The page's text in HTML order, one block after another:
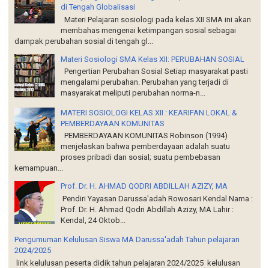
di Tengah Globalisasi
Materi Pelajaran sosiologi pada kelas XII SMA ini akan
membahas mengenai ketimpangan sosial sebagai
dampak perubahan sosial di tengah gl...
Materi Sosiologi SMA Kelas XII: PERUBAHAN SOSIAL
Pengertian Perubahan Sosial Setiap masyarakat pasti
mengalami perubahan. Perubahan yang terjadi di
masyarakat meliputi perubahan norma-n...
MATERI SOSIOLOGI KELAS XII : KEARIFAN LOKAL &
PEMBERDAYAAN KOMUNITAS
PEMBERDAYAAN KOMUNITAS Robinson (1994)
menjelaskan bahwa pemberdayaan adalah suatu
proses pribadi dan sosial; suatu pembebasan
kemampuan...
Prof. Dr. H. AHMAD QODRI ABDILLAH AZIZY, MA
Pendiri Yayasan Darussa'adah Rowosari Kendal Nama :
Prof. Dr. H. Ahmad Qodri Abdillah Azizy, MA Lahir :
Kendal, 24 Oktob...
Pengumuman Kelulusan Siswa MA Darussa'adah Tahun pelajaran
2024/2025
link kelulusan peserta didik tahun pelajaran 2024/2025 kelulusan